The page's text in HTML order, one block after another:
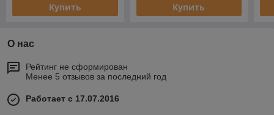
Купить Купить
О нас
Рейтинг не сформирован
Менее 5 отзывов за последний год
Работает с 17.07.2016